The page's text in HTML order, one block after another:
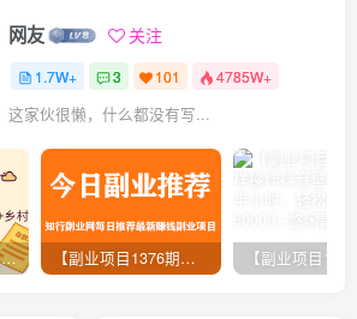
网友 关注
1.7W+ 3 101 4785W+
这家伙很懒，什么都没有写...
【虚拟资源网站搭建服务】加盟本站系统，做一个和本站一样的独立网站，躺赚的项目 【副业项目1376期】龟课最新闲鱼项目玩法实战教程_全新升级月收益几千到几万